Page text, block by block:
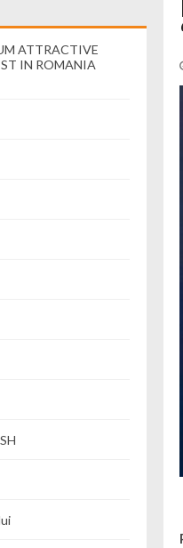
Cseke Attila: Am creat, până
Încă o creșă modernă pentru
MMAP pune în consultare
ATTRACTIVE
IN ROMANIA